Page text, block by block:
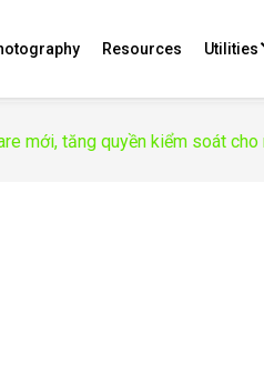
Resources Utilities
mới, tăng quyền kiểm soát